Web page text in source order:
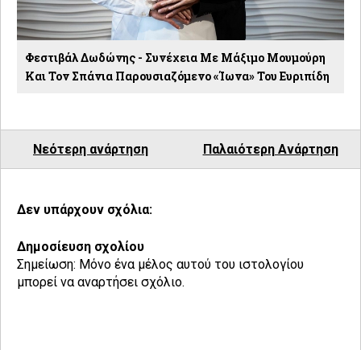
Φεστιβάλ Δωδώνης - Συνέχεια Με Μάξιμο Μουμούρη
Και Τον Σπάνια Παρουσιαζόμενο «Ίωνα» Του Ευριπίδη
Νεότερη ανάρτηση Παλαιότερη Ανάρτηση
Δεν υπάρχουν σχόλια:
Δημοσίευση σχολίου
Σημείωση: Μόνο ένα μέλος αυτού του ιστολογίου
μπορεί να αναρτήσει σχόλιο.